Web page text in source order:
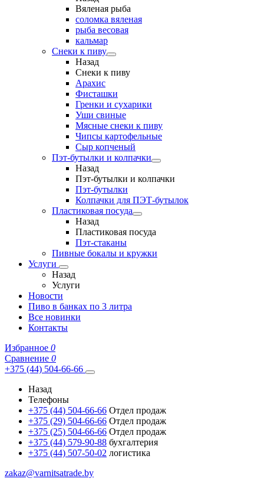
Вяленая рыба
соломка вяленая
рыба весовая
кальмар
Снеки к пиву
Назад
Снеки к пиву
Арахис
Фисташки
Гренки и сухарики
Уши свиные
Мясные снеки к пиву
Чипсы картофельные
Сыр копченый
Пэт-бутылки и колпачки
Назад
Пэт-бутылки и колпачки
Пэт-бутылки
Колпачки для ПЭТ-бутылок
Пластиковая посуда
Назад
Пластиковая посуда
Пэт-стаканы
Пивные бокалы и кружки
Услуги
Назад
Услуги
Новости
Пиво в банках по 3 литра
Все новинки
Контакты
Избранное 0
Сравнение 0
+375 (44) 504-66-66
Назад
Телефоны
+375 (44) 504-66-66 Отдел продаж
+375 (29) 504-66-66 Отдел продаж
+375 (25) 504-66-66 Отдел продаж
+375 (44) 579-90-88 бухгалтерия
+375 (44) 507-50-02 логистика
zakaz@varnitsatrade.by